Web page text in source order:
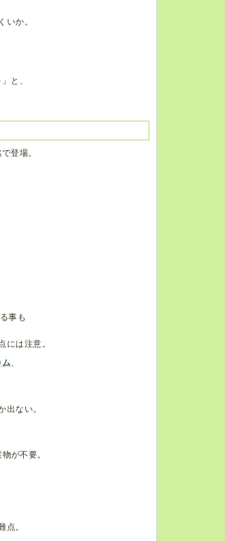
いか。
と、
登場。
事も
は注意。
ム、
出ない。
が不要。
点。